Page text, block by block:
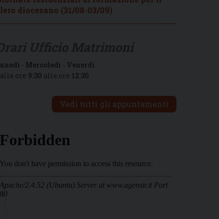
diocesano (31/08-03/09)
- Mercoledì - Venerdì
ore 9:30 alle ore 12:30
Vedi tutti gli appuntamenti